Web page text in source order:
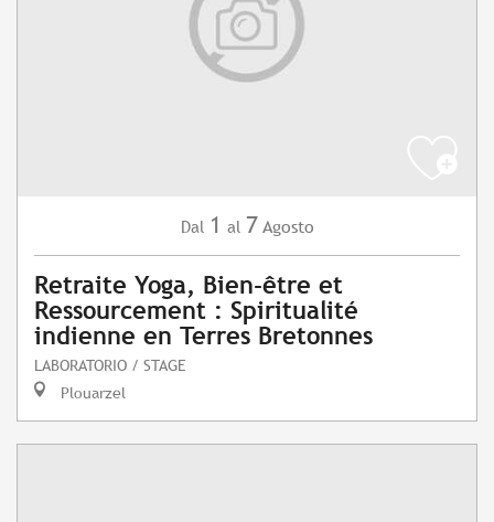
Dal 1 al 7 Agosto
Retraite Yoga, Bien-être et
Ressourcement : Spiritualité
indienne en Terres Bretonnes
LABORATORIO / STAGE
Plouarzel